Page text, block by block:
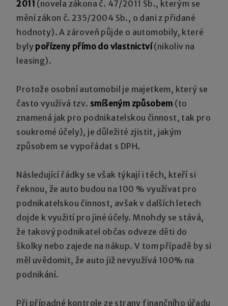
2011 (novela zákona č. 47/2011 Sb., kterým se
mění zákon č. 235/2004 Sb., o dani z přidané
hodnoty). A zároveň půjde o automobily, které
byly pořízeny přímo do vlastnictví(nikoliv na
leasing).
Protože osobní automobil je majetkem, který se
často využívá tzv. smíšeným způsobem (to
znamená jak pro podnikatelskou činnost, tak pro
soukromé účely), je důležité zjistit, jakým
způsobem se vypořádat s DPH.
Následující řádky se však týkají i těch, kteří si
řeknou, že auto budou na 100 % využívat pro
podnikatelskou činnost, avšak v dalších letech
dojde k využití pro jiné účely. Mnohdy se stává,
že takový podnikatel občas odveze děti do
školky nebo zajede na nákup. V tom případě by si
měl uvědomit, že auto již nevyužívá 100% na
podnikání.
Při případné kontrole ze strany finančního úřadu